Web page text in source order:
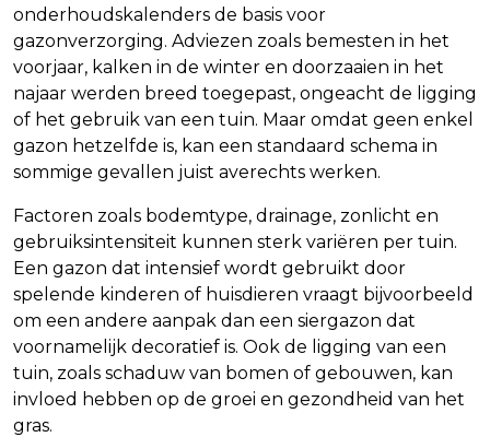
onderhoudskalenders de basis voor
gazonverzorging. Adviezen zoals bemesten in het
voorjaar, kalken in de winter en doorzaaien in het
najaar werden breed toegepast, ongeacht de ligging
of het gebruik van een tuin. Maar omdat geen enkel
gazon hetzelfde is, kan een standaard schema in
sommige gevallen juist averechts werken.
Factoren zoals bodemtype, drainage, zonlicht en
gebruiksintensiteit kunnen sterk variëren per tuin.
Een gazon dat intensief wordt gebruikt door
spelende kinderen of huisdieren vraagt bijvoorbeeld
om een andere aanpak dan een siergazon dat
voornamelijk decoratief is. Ook de ligging van een
tuin, zoals schaduw van bomen of gebouwen, kan
invloed hebben op de groei en gezondheid van het
gras.